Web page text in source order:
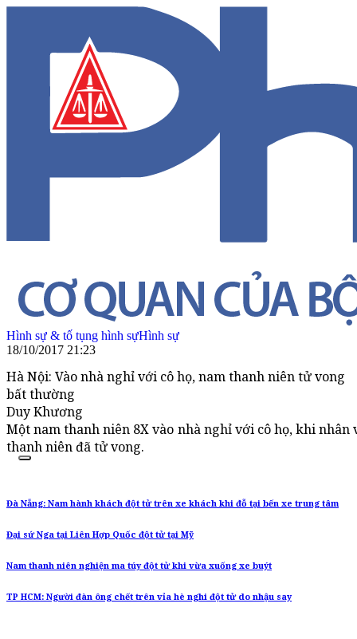
Hình sự & tố tụng hình sựHình sự
18/10/2017 21:23
Hà Nội: Vào nhà nghỉ với cô họ, nam thanh niên tử vong
bất thường
Duy Khương
Một nam thanh niên 8X vào nhà nghỉ với cô họ, khi
thanh niên đã tử vong.
Đà Nẵng: Nam hành khách đột tử trên xe khách khi đỗ tại bến xe trung tâm
Đại sứ Nga tại Liên Hợp Quốc đột tử tại Mỹ
Nam thanh niên nghiện ma túy đột tử khi vừa xuống xe buýt
TP HCM: Người đàn ông chết trên vỉa hè nghi đột tử do nhậu say